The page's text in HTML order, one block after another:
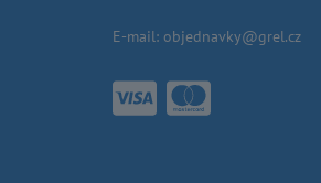
E-mail: objednavky@grel.cz